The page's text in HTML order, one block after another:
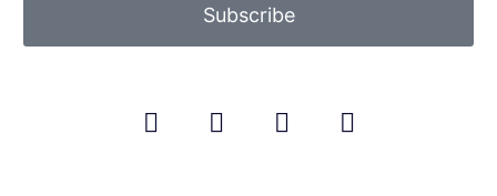
Subscribe